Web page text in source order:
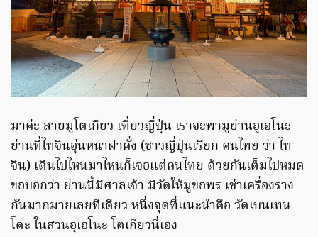
มาค่ะ สายมูโตเกียว เที่ยวญี่ปุ่น เราจะพามูย่านอุเอโนะ
ย่านที่ไทจินอุ่นหนาฝาคั่ง (ชาวญี่ปุ่นเรียก คนไทย ว่า ไท
จิน) เดินไปไหนมาไหนก็เจอแต่คนไทย ด้วยกันเต็มไปหมด
ขอบอกว่า ย่านนี้มีศาลเจ้า มีวัดให้มูขอพร เช่าเครื่องราง
กันมากมายเลยทีเดียว หนึ่งจุดที่แนะนำคือ วัดเบนเทน
โดะ ในสวนอุเอโนะ โตเกียวนี่เอง